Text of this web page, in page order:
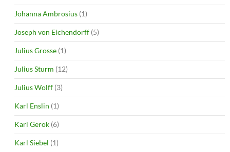
Johanna Ambrosius (1)
Joseph von Eichendorff (5)
Julius Grosse (1)
Julius Sturm (12)
Julius Wolff (3)
Karl Enslin (1)
Karl Gerok (6)
Karl Siebel (1)